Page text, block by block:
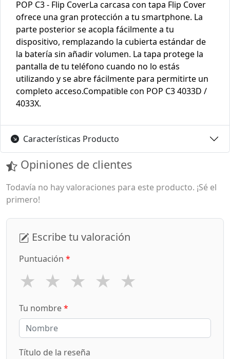
POP C3 - Flip CoverLa carcasa con tapa Flip Cover
ofrece una gran protección a tu smartphone. La
parte posterior se acopla fácilmente a tu
dispositivo, remplazando la cubierta estándar de
la batería sin añadir volumen. La tapa protege la
pantalla de tu teléfono cuando no lo estás
utilizando y se abre fácilmente para permitirte un
completo acceso.Compatible con POP C3 4033D /
4033X.
Características Producto
Opiniones de clientes
Todavía no hay valoraciones para este producto. ¡Sé el
primero!
Escribe tu valoración
Puntuación *
★ ★ ★ ★ ★
Tu nombre*
Título de la reseña